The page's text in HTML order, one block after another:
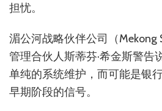
担忧。
湄公河战略伙伴公司（Mekong
管理合伙人斯蒂芬·希金斯警告
单纯的系统维护，而可能是银
早期阶段的信号。